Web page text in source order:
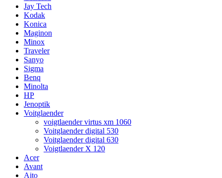
Jay Tech
Kodak
Konica
Maginon
Minox
Traveler
Sanyo
Sigma
Benq
Minolta
HP
Jenoptik
Voitglaender
voigtlaender virtus xm 1060
Voitglaender digital 530
Voitglaender digital 630
Voigtlaender X 120
Acer
Avant
Aito